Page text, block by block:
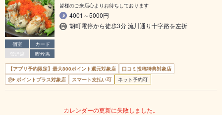
個室
カード
禁煙席
喫煙席
皆様のご来店心よりお待ちしております
4001～5000円
胡町電停から徒歩3分 流川通り十字路を左折
【アプリ予約限定】最大800ポイント還元対象店
口コミ投稿特典対象店
ポイントプラス対象店
スマート支払い可 ネット予約可
カレンダーの更新に失敗しました。